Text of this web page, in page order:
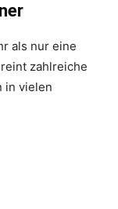
als nur eine
zahlreiche
in vielen